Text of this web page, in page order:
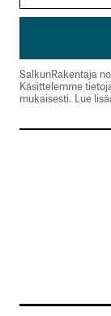
SalkunRakentaja
Käsittelemme
mukaisesti. Lue